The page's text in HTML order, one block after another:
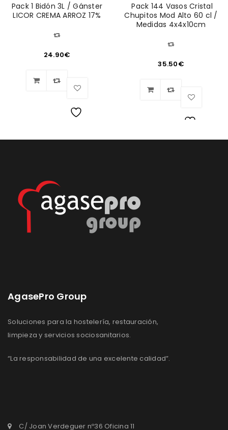
Pack 1 Bidón 3L / Gánster
LICOR CREMA ARROZ 17%
24.90€
Pack 144 Vasos Cristal
Chupitos Mod Alto 60 cl /
Medidas 4x4x10cm
35.50€
Lista
AgasePro Group
Soluciones para la hostelería, restauración,
limpieza y servicios sociosanitarios.
“La responsabilidad de una excelente calidad”.
C/ Joan Verdeguer nº36 Oficina 11